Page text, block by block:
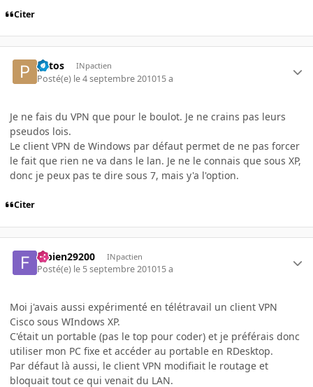
Citer
patos INpactien
Posté(e) le 4 septembre 201015 a
Je ne fais du VPN que pour le boulot. Je ne crains pas leurs
pseudos lois.
Le client VPN de Windows par défaut permet de ne pas forcer
le fait que rien ne va dans le lan. Je ne le connais que sous XP,
donc je peux pas te dire sous 7, mais y'a l'option.
Citer
fabien29200 INpactien
Posté(e) le 5 septembre 201015 a
Moi j'avais aussi expérimenté en télétravail un client VPN
Cisco sous WIndows XP.
C'était un portable (pas le top pour coder) et je préférais donc
utiliser mon PC fixe et accéder au portable en RDesktop.
Par défaut là aussi, le client VPN modifiait le routage et
bloquait tout ce qui venait du LAN.